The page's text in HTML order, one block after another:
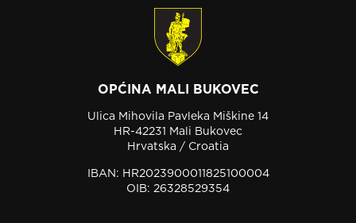
OPĆINA MALI BUKOVEC
Ulica Mihovila Pavleka Miškine 14
HR-42231 Mali Bukovec
Hrvatska / Croatia
IBAN: HR2023900011825100004
OIB: 26328529354